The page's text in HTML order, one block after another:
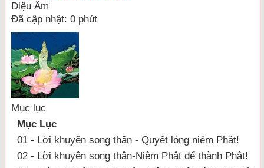
Diệu Âm
Đã cập nhật: 0 phút
Mục lục
Mục Lục
01 - Lời khuyên song thân - Quyết lòng niệm Phật!
02 - Lời khuyên song thân-Niệm Phật để thành Phật!